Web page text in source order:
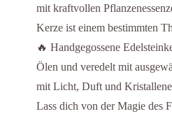
mit kraftvollen
Kerze ist einem bestimmten
🔥 Handgegossene
Ölen und veredelt mit
mit Licht, Duft und
Lass dich von der Magie des